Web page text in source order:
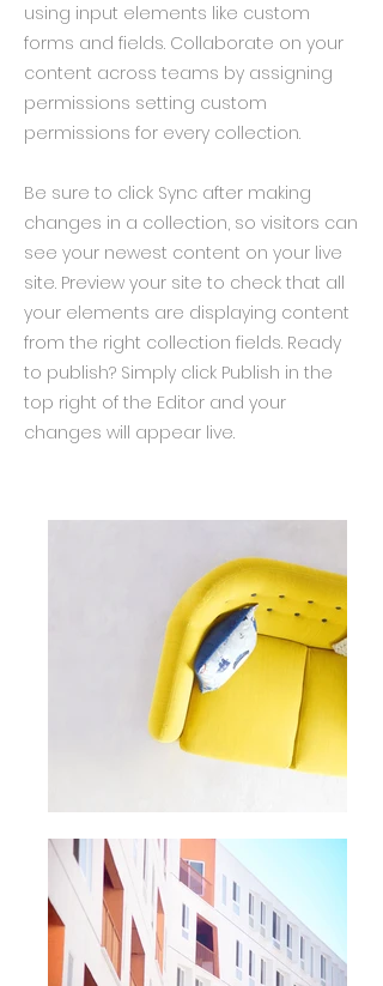
using input elements like custom
forms and fields. Collaborate on your
content across teams by assigning
permissions setting custom
permissions for every collection.
Be sure to click Sync after making
changes in a collection, so visitors can
see your newest content on your live
site. Preview your site to check that all
your elements are displaying content
from the right collection fields. Ready
to publish? Simply click Publish in the
top right of the Editor and your
changes will appear live.